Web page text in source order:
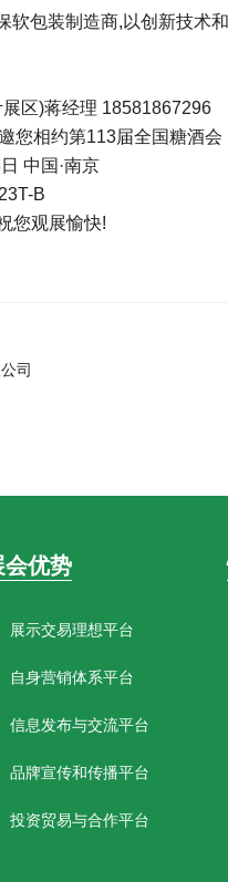
包装制造商,以创新技术
区)蒋经理 18581867296
您相约第113届全国糖酒会
中国·南京
B
您观展愉快!
司
会优势
展示交易理想平台
自身营销体系平台
信息发布与交流平台
品牌宣传和传播平台
投资贸易与合作平台